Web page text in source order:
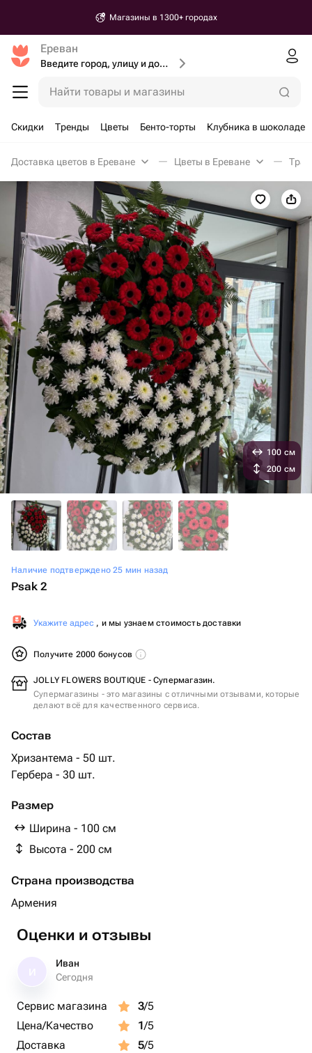
Магазины в 1300+ городах
Ереван
Введите город, улицу и дом доставки
Найти товары и магазины
Скидки Тренды Цветы Бенто-торты Клубника в шоколаде
Доставка цветов в Ереване Цветы в Ереване
Наличие подтверждено 25 мин назад
Psak 2
Укажите адрес , и мы узнаем стоимость доставки
Получите 2000 бонусов
JOLLY FLOWERS BOUTIQUE - Супермагазин.
Супермагазины - это магазины с отличными отзывами, которые
делают всё для качественного сервиса.
Состав
Хризантема - 50 шт.
Гербера - 30 шт.
Размер
Ширина - 100 см
Высота - 200 см
Страна производства
Армения
100 см
200 см
Оценки и отзывы
Иван
Сегодня
Сервис магазина 3/5
Цена/Качество
1/5
Доставка
5/5